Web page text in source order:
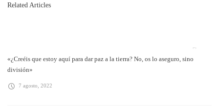
Related Articles
«¿Creéis que estoy aquí para dar paz a la tierra? No, os lo aseguro, sino
división»
7 agosto, 2022